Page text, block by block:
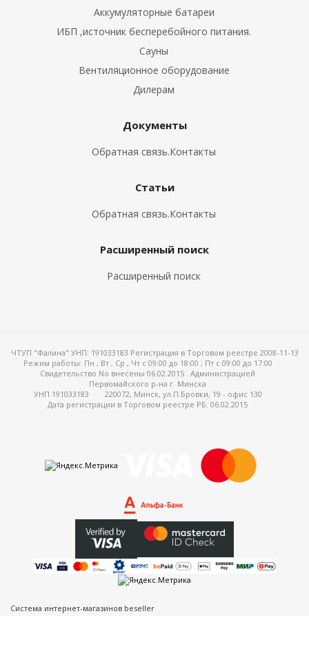
Аккумуляторные батареи
ИБП ,источник бесперебойного питания.
Сауны
Вентиляционное оборудование
Дилерам
Документы
Обратная связь.Контакты
Статьи
Обратная связь.Контакты
Расширенный поиск
Расширенный поиск
ЧТУП "Фалина" УНП: 191033183 Регистрация в Торговом реестре 2008-11-13
Режим работы: Пн , Вт , Ср , Чт c 09:00 до 18:00 ; Пт c 09:00 до 17:00
Свидетельство No внесены 06.02.2015 . Администрацией
Первомайского р-на г. Минска
УНП 191033183
220072, Минск, ул.П.Бровки, 19 - офис 130
Дата регистрации в Торговом реестре РБ: 06.02.2015
Система интернет-магазинов beseller